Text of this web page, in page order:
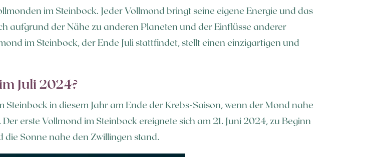
im Steinbock. Jeder Vollmond bringt seine eigene Energie und das
aufgrund der Nähe zu anderen Planeten und der Einflüsse anderer
im Steinbock, der Ende Juli stattfindet, stellt einen einzigartigen und
Juli 2024?
in diesem Jahr am Ende der Krebs-Saison, wenn der Mond nahe
erste Vollmond im Steinbock ereignete sich am 21. Juni 2024, zu Beginn
Sonne nahe den Zwillingen stand.